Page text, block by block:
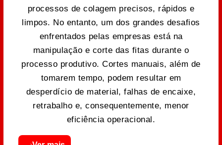
processos de colagem precisos, rápidos e
limpos. No entanto, um dos grandes desafios
enfrentados pelas empresas está na
manipulação e corte das fitas durante o
processo produtivo. Cortes manuais, além de
tomarem tempo, podem resultar em
desperdício de material, falhas de encaixe,
retrabalho e, consequentemente, menor
eficiência operacional.